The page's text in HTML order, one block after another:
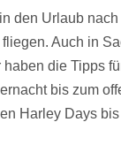
den Urlaub
Auch in
die Tipps
bis zum
Harley Days